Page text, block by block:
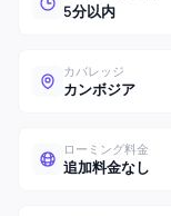
5分以内
カバレッジ
カンボジア
ローミング料金
追加料金なし